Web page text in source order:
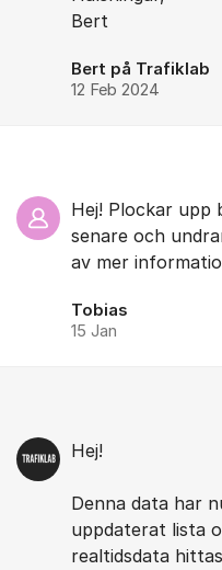
Bert
Bert på Trafiklab
12 Feb 2024
Hej! Plockar upp
senare och
av mer
Tobias
15 Jan
Hej!
Denna data har
uppdaterat lista
realtidsdata